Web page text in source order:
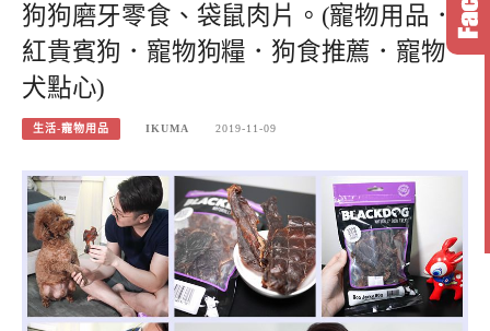
狗狗磨牙零食、袋鼠肉片。(寵物用品．
紅貴賓狗．寵物狗糧．狗食推薦．寵物
犬點心)
生活-寵物用品 IKUMA 2019-11-09